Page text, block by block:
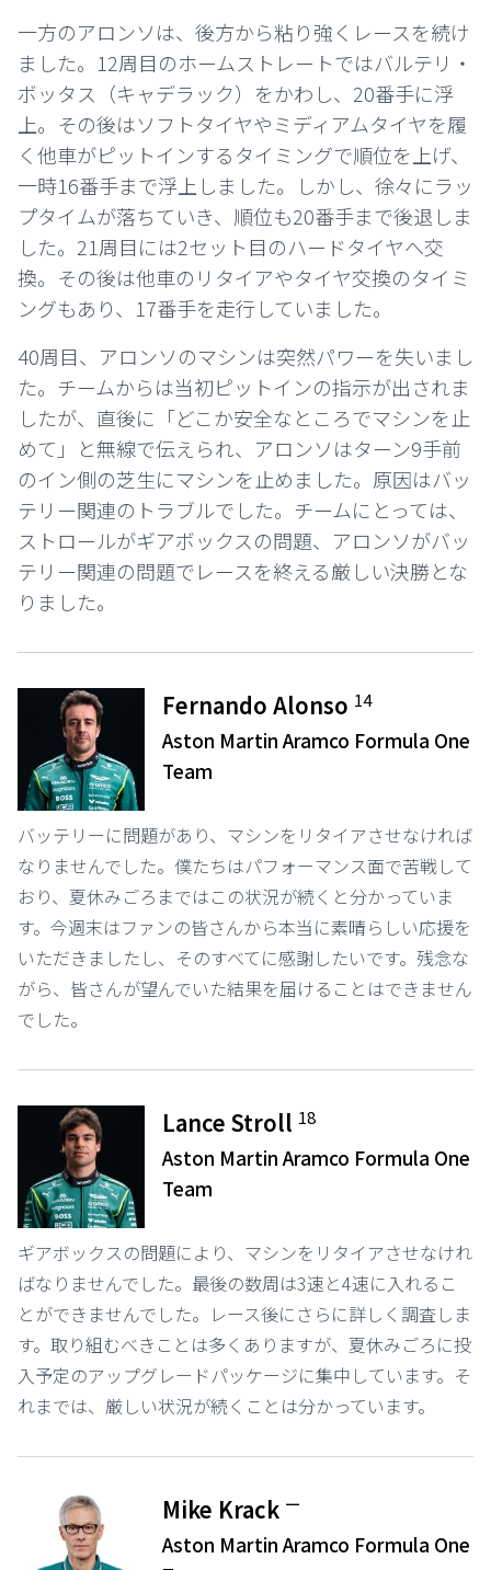
一方のアロンソは、後方から粘り強くレースを続け
ました。12周目のホームストレートではバルテリ・
ボッタス（キャデラック）をかわし、20番手に浮
上。その後はソフトタイヤやミディアムタイヤを履
く他車がピットインするタイミングで順位を上げ、
一時16番手まで浮上しました。しかし、徐々にラッ
プタイムが落ちていき、順位も20番手まで後退しま
した。21周目には2セット目のハードタイヤへ交
換。その後は他車のリタイアやタイヤ交換のタイミ
ングもあり、17番手を走行していました。
40周目、アロンソのマシンは突然パワーを失いまし
た。チームからは当初ピットインの指示が出されま
したが、直後に「どこか安全なところでマシンを止
めて」と無線で伝えられ、アロンソはターン9手前
のイン側の芝生にマシンを止めました。原因はバッ
テリー関連のトラブルでした。チームにとっては、
ストロールがギアボックスの問題、アロンソがバッ
テリー関連の問題でレースを終える厳しい決勝とな
りました。
Fernando Alonso 14
Aston Martin Aramco Formula One
Team
バッテリーに問題があり、マシンをリタイアさせなければ
なりませんでした。僕たちはパフォーマンス面で苦戦して
おり、夏休みごろまではこの状況が続くと分かっていま
す。今週末はファンの皆さんから本当に素晴らしい応援を
いただきましたし、そのすべてに感謝したいです。残念な
がら、皆さんが望んでいた結果を届けることはできません
でした。
Lance Stroll 18
Aston Martin Aramco Formula One
Team
ギアボックスの問題により、マシンをリタイアさせなけれ
ばなりませんでした。最後の数周は3速と4速に入れるこ
とができませんでした。レース後にさらに詳しく調査しま
す。取り組むべきことは多くありますが、夏休みごろに投
入予定のアップグレードパッケージに集中しています。そ
れまでは、厳しい状況が続くことは分かっています。
Mike Krack ー
Aston Martin Aramco Formula One